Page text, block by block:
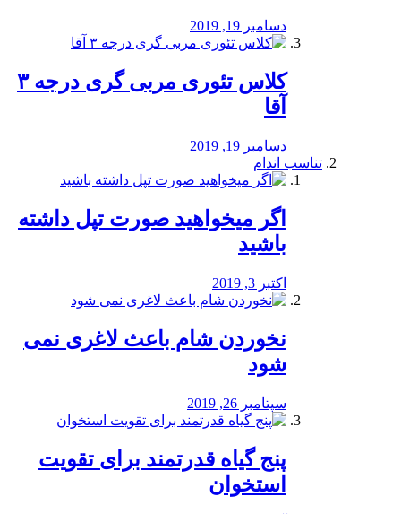
دسامبر 19, 2019
کلاس تئوری مربی گری درجه ۳
آقا
دسامبر 19, 2019
تناسب اندام
اگر میخواهید صورت تپل داشته
باشید
اکتبر 3, 2019
نخوردن شام باعث لاغری نمی
‌شود
سپتامبر 26, 2019
پنج گیاه قدرتمند برای تقویت
استخوان